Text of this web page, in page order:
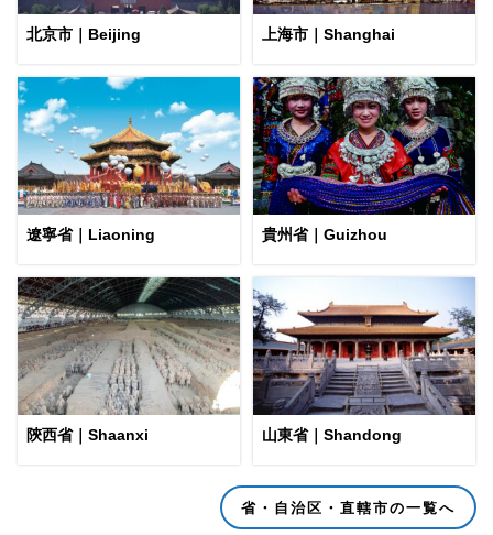
北京市｜Beijing 上海市｜Shanghai
遼寧省｜Liaoning 貴州省｜Guizhou
陝西省｜Shaanxi 山東省｜Shandong
省・自治区・直轄市の一覧へ